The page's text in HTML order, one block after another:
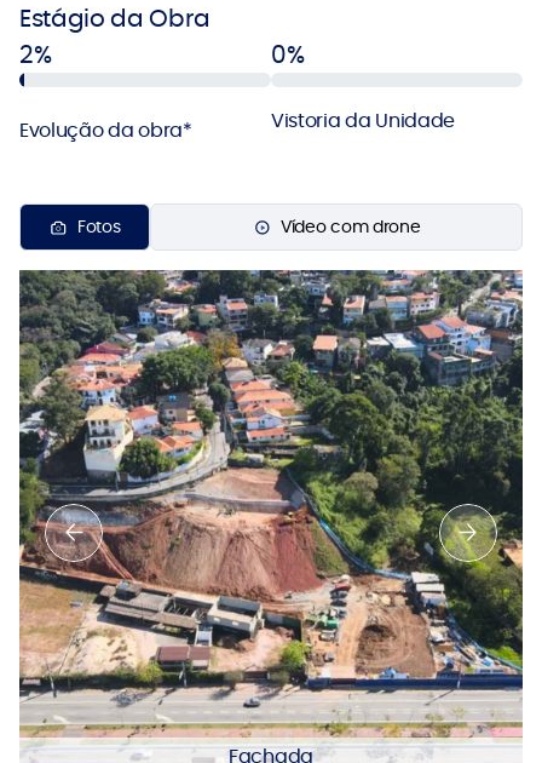
Estágio da Obra
2%
Evolução da obra*
0%
Vistoria da Unidade
Fotos Vídeo com drone
Fachada